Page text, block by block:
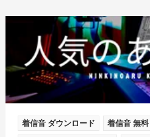
着信音 ダウンロード 着信音 無料